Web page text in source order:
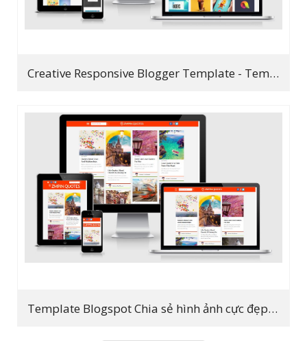
Creative Responsive Blogger Template - Template hình ảnh đẹp 2019
Template Blogspot Chia sẻ hình ảnh cực đẹp 2019